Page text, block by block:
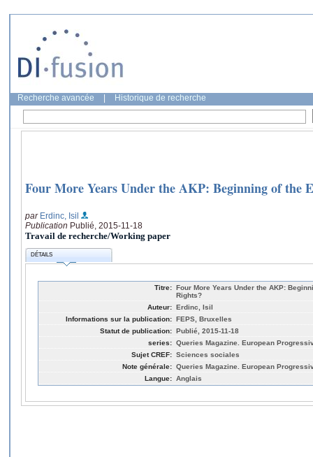
Recherche avancée Historique de recherche
Four More Years Under the AKP: Beginning of the
par Erdinc, Isil
Publication Publié, 2015-11-18
Travail de recherche/Working paper
DÉTAILS
Titre: Four More Years Under the AKP:
Rights?
Auteur: Erdinc, Isil
Informations sur la publication: FEPS, Bruxelles
Statut de publication: Publié, 2015-11-18
series: Queries Magazine. European
Sujet CREF: Sciences sociales
Note générale: Queries Magazine. European
Langue: Anglais